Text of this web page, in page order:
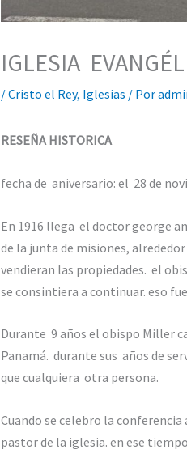
IGLESIA
/Cristo el Rey, Iglesias / Por
RESEÑA HISTORICA
fecha de aniversario: el 28 de
En 1916 llega el doctor george
de la junta de misiones,
vendieran las propiedades. el
se consintiera a continuar. eso
Durante 9 años el obispo Miller
Panamá. durante sus años de
que cualquiera otra persona.
Cuando se celebro la
pastor de la iglesia. en ese